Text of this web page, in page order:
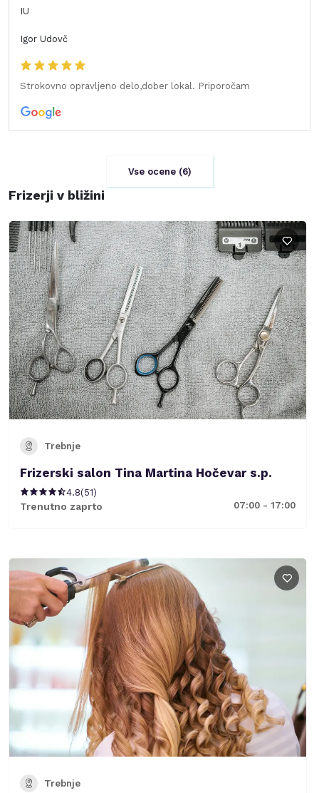
IU
Igor Udovč
Strokovno opravljeno delo,dober lokal. Priporočam
Vse ocene (6)
Frizerji v bližini
Trebnje
Frizerski salon Tina Martina Hočevar s.p.
4.8(51)
Trenutno zaprto 07:00 - 17:00
Trebnje